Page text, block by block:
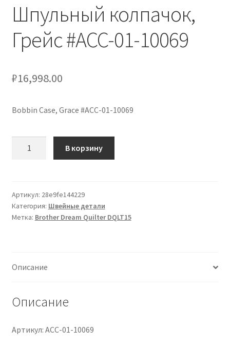
Шпульный колпачок,
Грейс #ACC-01-10069
₽16,998.00
Bobbin Case, Grace #ACC-01-10069
Грейс
#ACC-
01-
В корзину
Артикул: 28e9fe144229
Категория: Швейные детали
Метка: Brother Dream Quilter DQLT15
Описание
Описание
Артикул: ACC-01-10069